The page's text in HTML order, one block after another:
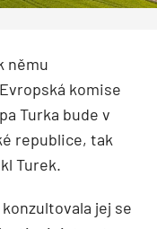
němu
komise
Turka bude v
republice, tak
Turek.
jej se